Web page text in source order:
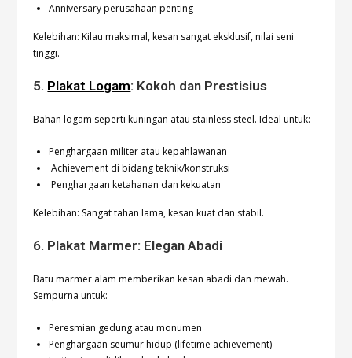
Anniversary perusahaan penting
Kelebihan: Kilau maksimal, kesan sangat eksklusif, nilai seni
tinggi.
5. Plakat Logam: Kokoh dan Prestisius
Bahan logam seperti kuningan atau stainless steel. Ideal untuk:
Penghargaan militer atau kepahlawanan
Achievement di bidang teknik/konstruksi
Penghargaan ketahanan dan kekuatan
Kelebihan: Sangat tahan lama, kesan kuat dan stabil.
6. Plakat Marmer: Elegan Abadi
Batu marmer alam memberikan kesan abadi dan mewah.
Sempurna untuk:
Peresmian gedung atau monumen
Penghargaan seumur hidup (lifetime achievement)